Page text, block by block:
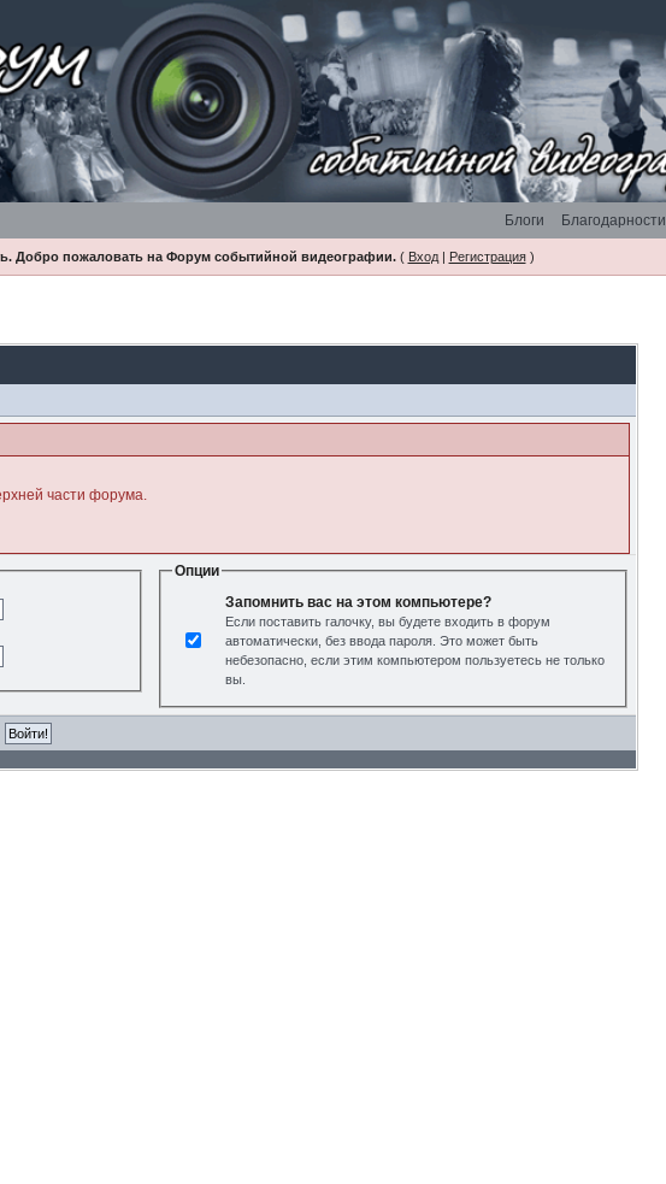
Благодарности
Блоги
Добро пожаловать на Форум событийной видеографии.( Вход| Регистрация)
части форума.
Опции
Запомнить вас на этом компьютере?
Если поставить галочку, вы будете входить в форум
автоматически, без ввода пароля. Это может быть
небезопасно, если этим компьютером пользуетесь не только
вы.